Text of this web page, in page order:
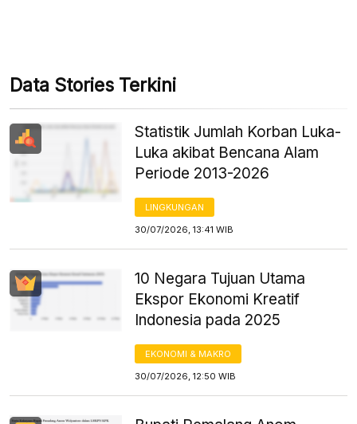
Data Stories Terkini
Statistik Jumlah Korban Luka-
Luka akibat Bencana Alam
Periode 2013-2026
LINGKUNGAN
30/07/2026, 13:41 WIB
10 Negara Tujuan Utama
Ekspor Ekonomi Kreatif
Indonesia pada 2025
EKONOMI & MAKRO
30/07/2026, 12:50 WIB